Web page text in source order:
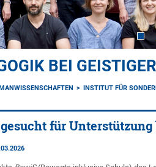
BEI
INSTITUT FÜR
für